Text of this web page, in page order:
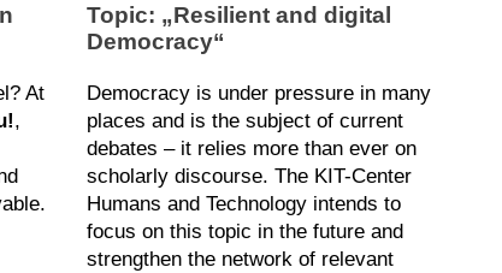
At
,
Topic: „Resilient and digital
Democracy“
Democracy is under pressure in many
places and is the subject of current
debates – it relies more than ever on
scholarly discourse. The KIT-Center
Humans and Technology intends to
focus on this topic in the future and
strengthen the network of relevant